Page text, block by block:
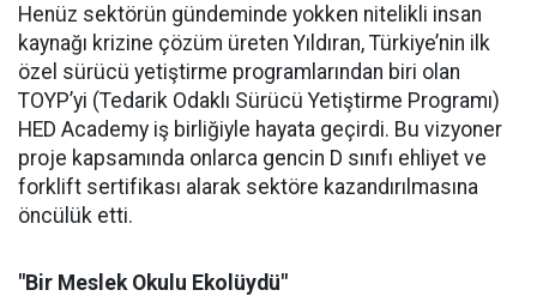
Henüz sektörün gündeminde yokken nitelikli insan
kaynağı krizine çözüm üreten Yıldıran, Türkiye’nin ilk
özel sürücü yetiştirme programlarından biri olan
TOYP’yi (Tedarik Odaklı Sürücü Yetiştirme Programı)
HED Academy iş birliğiyle hayata geçirdi. Bu vizyoner
proje kapsamında onlarca gencin D sınıfı ehliyet ve
forklift sertifikası alarak sektöre kazandırılmasına
öncülük etti.
"Bir Meslek Okulu Ekolüydü"